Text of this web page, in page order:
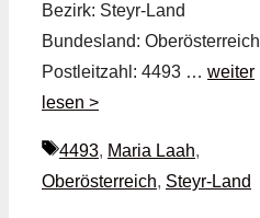
Bezirk: Steyr-Land
Bundesland: Oberösterreich
Postleitzahl: 4493 … weiter
lesen >
Schlagwörter
4493, Maria Laah,
Oberösterreich, Steyr-Land